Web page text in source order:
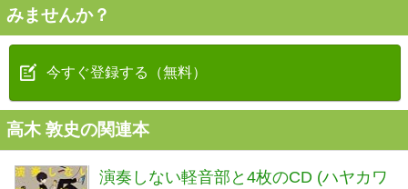
みませんか？
今すぐ登録する（無料）
高木 敦史の関連本
演奏しない軽音部と4枚のCD (ハヤカワ